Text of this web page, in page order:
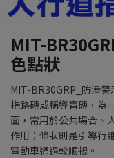
MIT-
色點狀
MIT-BR30GRP_防滑
指路磚或稱導盲磚，為
面，常用於公共場合、
作用；條狀則是引導行
電動車通過較順暢。